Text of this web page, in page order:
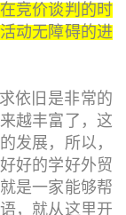
竞价谈判的时
动无障碍的进
依旧是非常的
越丰富了，这
发展，所以，
好的学好外贸
是一家能够帮
，就从这里开